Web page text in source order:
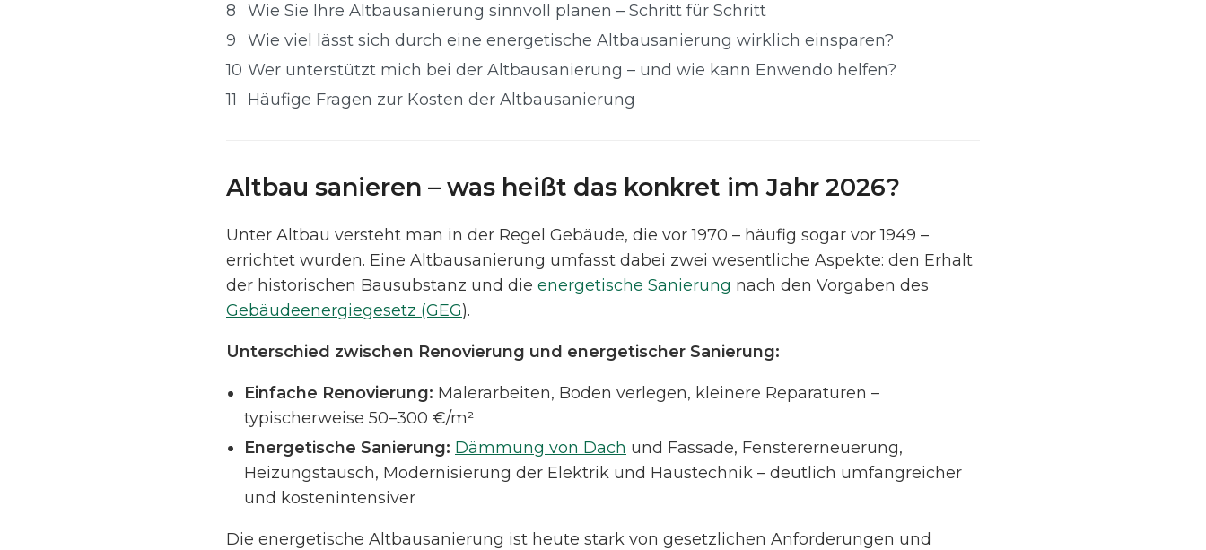
8
Wie Sie Ihre Altbausanierung sinnvoll planen – Schritt für Schritt
9
Wie viel lässt sich durch eine energetische Altbausanierung wirklich einsparen?
10 Wer unterstützt mich bei der Altbausanierung – und wie kann Enwendo helfen?
11
Häufige Fragen zur Kosten der Altbausanierung
Altbau sanieren – was heißt das konkret im Jahr 2026?
Unter Altbau versteht man in der Regel Gebäude, die vor 1970 – häufig sogar vor 1949 –
errichtet wurden. Eine Altbausanierung umfasst dabei zwei wesentliche Aspekte: den Erhalt
der historischen Bausubstanz und die energetische Sanierung nach den Vorgaben des
Gebäudeenergiegesetz (GEG).
Unterschied zwischen Renovierung und energetischer Sanierung:
Einfache Renovierung: Malerarbeiten, Boden verlegen, kleinere Reparaturen –
typischerweise 50–300 €/m²
Energetische Sanierung: Dämmung von Dach und Fassade, Fenstererneuerung,
Heizungstausch, Modernisierung der Elektrik und Haustechnik – deutlich umfangreicher
und kostenintensiver
Die energetische Altbausanierung ist heute stark von gesetzlichen Anforderungen und